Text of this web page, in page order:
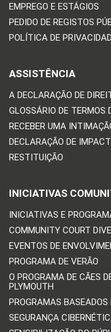
EMPREGO E ESTÁGIOS
PEDIDO DE REGISTOS
POLÍTICA DE
ASSISTÊNCIA
A DECLARAÇÃO DE
GLOSSÁRIO DE TERMOS
RECEBER UMA
DECLARAÇÃO DE
RESTITUIÇÃO
INICIATIVAS
INICIATIVAS E
COMMUNITY COURT
EVENTOS DE
PROGRAMA DE VERÃO
O PROGRAMA DE CÃES
PLYMOUTH
PROGRAMAS
SEGURANÇA